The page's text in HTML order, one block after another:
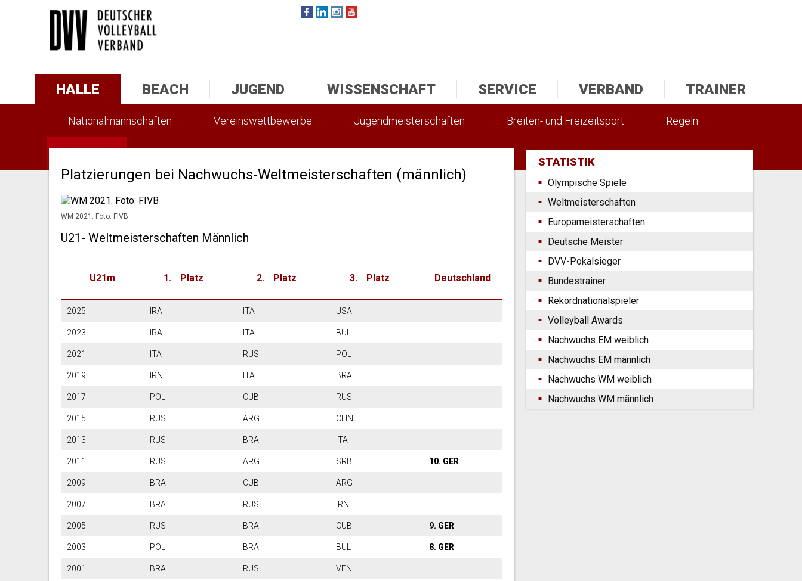
HALLE
Nationalmannschaften Vereinswettbewerbe Jugendmeisterschaften Breiten- und Freizeitsport Regeln
BEACH JUGEND WISSENSCHAFT SERVICE VERBAND TRAINER
Platzierungen bei Nachwuchs-Weltmeisterschaften (männlich)
WM 2021. Foto: FIVB
U21- Weltmeisterschaften Männlich
U21m Platz Platz Platz Deutschland
2025 IRA ITA USA
2023 IRA ITA BUL
2021 ITA RUS POL
2019 IRN ITA BRA
2017 POL CUB RUS
2015 RUS ARG CHN
2013 RUS BRA ITA
2011 RUS ARG SRB 10. GER
2009 BRA CUB ARG
2007 BRA RUS IRN
2005 RUS BRA CUB 9. GER
2003 POL BRA BUL 8. GER
2001 BRA RUS VEN
STATISTIK
Olympische Spiele
Weltmeisterschaften
Europameisterschaften
Deutsche Meister
DVV-Pokalsieger
Bundestrainer
Rekordnationalspieler
Volleyball Awards
Nachwuchs EM weiblich
Nachwuchs EM männlich
Nachwuchs WM weiblich
Nachwuchs WM männlich